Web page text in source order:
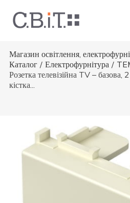
Магазин освітлення,
Каталог / Електрофурнітура /
Розетка телевізійна TV – базова,
кістка...